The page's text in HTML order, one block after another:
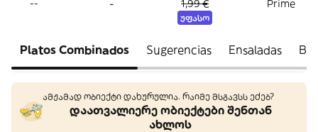
-- - 1,99 €
უფასო
Prime
Platos Combinados Sugerencias Ensaladas
ამჟამად ობიექტი დახურულია. რაიმე მსგავსს ეძებ?
დაათვალიერე ობიექტები შენთან
ახლოს